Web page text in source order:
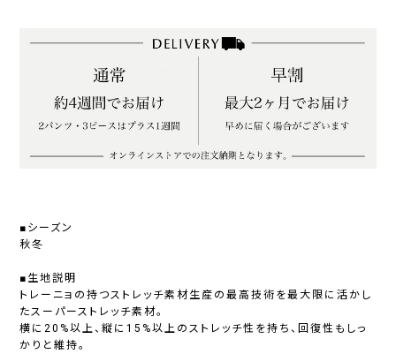
■シーズン
秋冬
■生地説明
トレーニョの持つストレッチ素材生産の最高技術を最大限に活かし
たスーパーストレッチ素材。
横に20%以上、縦に15%以上のストレッチ性を持ち、回復性もしっ
かりと維持。